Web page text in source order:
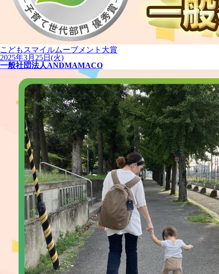
こどもスマイルムーブメント大賞
2025年3月25日(火)
一般社団法人ANDMAMACO